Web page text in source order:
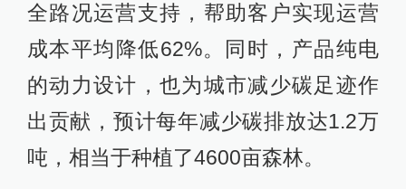
全路况运营支持，帮助客户实现运营
成本平均降低62%。同时，产品纯电
的动力设计，也为城市减少碳足迹作
出贡献，预计每年减少碳排放达1.2万
吨，相当于种植了4600亩森林。